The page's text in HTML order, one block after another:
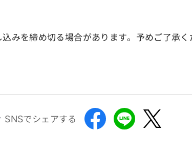
みを締め切る場合があります。予めご了承く
SNSでシェアする